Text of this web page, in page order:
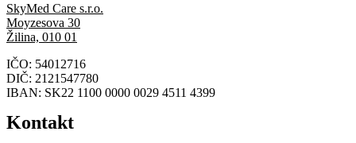
SkyMed Care s.r.o.
Moyzesova 30
Žilina, 010 01
IČO: 54012716
DIČ: 2121547780
IBAN: SK22 1100 0000 0029 4511 4399
Kontakt